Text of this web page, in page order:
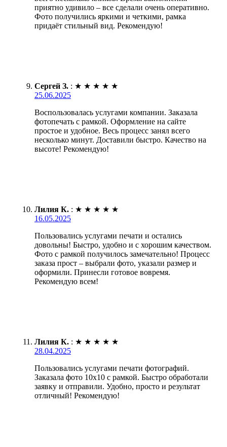
приятно удивило – все сделали очень оперативно.
Фото получились яркими и четкими, рамка
придаёт стильный вид. Рекомендую!
Сергей З. : ★ ★ ★ ★ ★
25.06.2025
Воспользовалась услугами компании. Заказала
фотопечать с рамкой. Оформление на сайте
простое и удобное. Весь процесс занял всего
несколько минут. Доставили быстро. Качество на
высоте! Рекомендую!
Лилия К. : ★ ★ ★ ★ ★
16.05.2025
Пользовались услугами печати и остались
довольны! Быстро, удобно и с хорошим качеством.
Фото с рамкой получилось замечательно! Процесс
заказа прост – выбрали фото, указали размер и
оформили. Принесли готовое вовремя.
Рекомендую всем!
Лилия К. : ★ ★ ★ ★ ★
28.04.2025
Пользовались услугами печати фотографий.
Заказала фото 10х10 с рамкой. Быстро обработали
заявку и отправили. Удобно, просто и результат
отличный! Рекомендую!